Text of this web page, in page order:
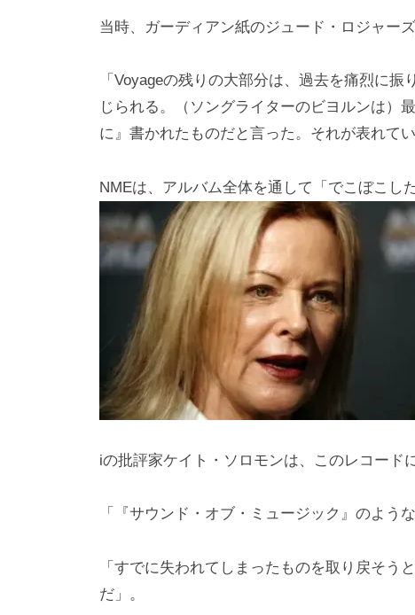
当時、ガーディアン紙のジュード・ロジャー
「Voyageの残りの大部分は、過去を痛烈に
じられる。（ソングライターのビヨルンは）
に』書かれたものだと言った。それが表れてい
NMEは、アルバム全体を通して「でこぼこし
iの批評家ケイト・ソロモンは、このレコード
「『サウンド・オブ・ミュージック』のよう
「すでに失われてしまったものを取り戻そう
だ」。